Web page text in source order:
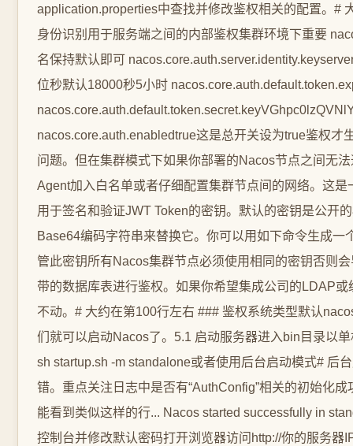
application.properties中查找并修改鉴权相关的配置。#
身份识别用于服务端之间的内部鉴权集群环境下重要
名保持默认即可
位秒默认18000秒5小时
nacos.core.auth.enabledtrue这是总开关设为true鉴权
问题。但在集群模式下如果你部署的Nacos节点之间无
Agent加入白名单或者仔细配置集群节点间的网络。这
用于签名和验证JWT Token的密钥。默认的密钥是公开
Base64编码字符串来替换它。你可以用如下命令生成
管此密钥所有Nacos集群节点必须使用相同的密钥否则
带的数据库表进行鉴权。如果你希望集成公司的LDAP
不动。# 大约在第100行左右 ### 鉴权系统类型默认
们就可以启动Nacos了。5.1 启动服务器进入bin目录以
sh startup.sh -m standalone或者使用后台启动模式# 后
错。重点关注日志中是否有“AuthConfig”相关的初始化
能看到类似这样的行... Nacos started successfully in
控制台并修改默认密码打开浏览器访问http://你的服务